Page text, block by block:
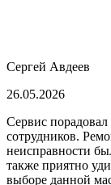
Сергей Авдеев
26.05.2026
Сервис
сотрудников.
неисправности
также приятно
выборе данной